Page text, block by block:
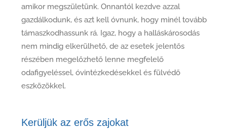
amikor megszületünk. Onnantól kezdve azzal
gazdálkodunk, és azt kell óvnunk, hogy minél tovább
támaszkodhassunk rá. Igaz, hogy a halláskárosodás
nem mindig elkerülhető, de az esetek jelentős
részében megelőzhető lenne megfelelő
odafigyeléssel, óvintézkedésekkel és fülvédő
eszközökkel.
Kerüljük az erős zajokat